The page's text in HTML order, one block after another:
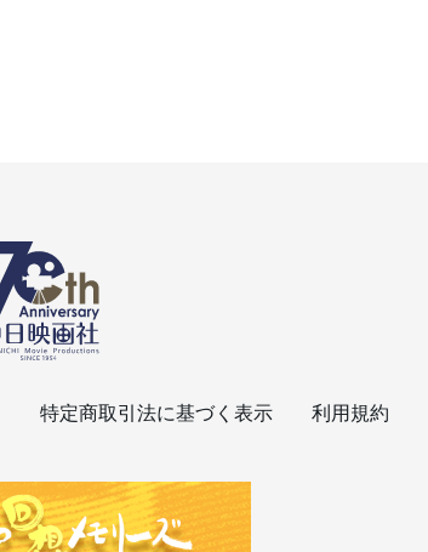
特定商取引法に基づく表示 利用規約